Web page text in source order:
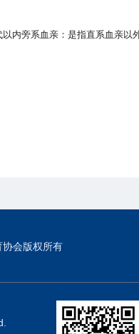
以内旁系血亲：是指直系血亲以
会版权所有